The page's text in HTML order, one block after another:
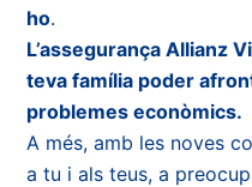
ho.
L’assegurança Allianz
teva família poder
problemes econòmics.
A més, amb les noves
a tu i als teus, a